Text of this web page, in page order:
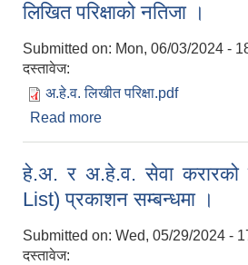
लिखित परिक्षाको नतिजा ।
Submitted on: Mon, 06/03/2024 -
दस्तावेज:
अ.हे.व. लिखीत परिक्षा.pdf
Read more
हे.अ. र अ.हे.व. सेवा करारको
List) प्रकाशन सम्बन्धमा ।
Submitted on: Wed, 05/29/2024 -
दस्तावेज: